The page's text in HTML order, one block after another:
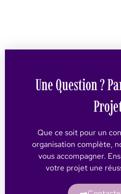
Une Question ?
Que ce soit pour un
organisation complète,
vous accompagner.
votre projet une